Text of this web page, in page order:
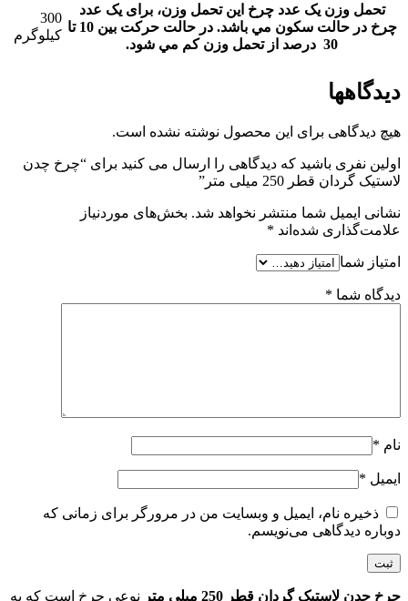
تحمل وزن یک عدد چرخ این تحمل وزن، برای يک عدد
چرخ در حالت سکون مي باشد. در حالت حرکت بين 10 تا
30 درصد از تحمل وزن کم مي شود.
300
کیلوگرم
دیدگاهها
هیچ دیدگاهی برای این محصول نوشته نشده است.
اولین نفری باشید که دیدگاهی را ارسال می کنید برای “چرخ چدن
لاستیک گردان قطر 250 میلی متر”
نشانی ایمیل شما منتشر نخواهد شد. بخش‌های موردنیاز
علامت‌گذاری شده‌اند *
امتیاز شما
دیدگاه شما *
نام *
ایمیل *
ذخیره نام، ایمیل و وبسایت من در مرورگر برای زمانی که
دوباره دیدگاهی می‌نویسم.
چرخ چدن لاستیک گردان قطر 250 میلی متر
نوعی چرخ است که به